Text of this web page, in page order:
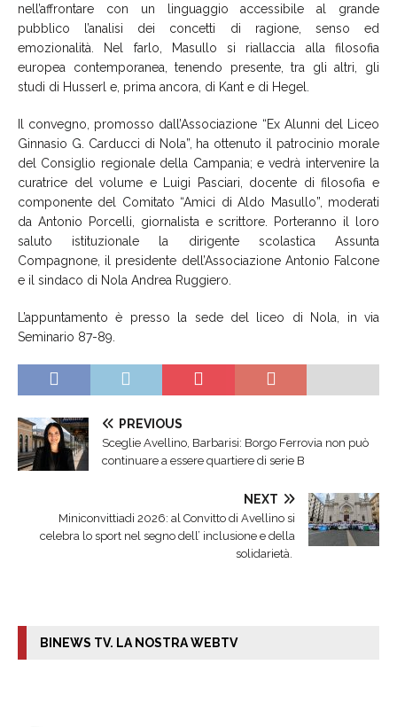
nell’affrontare con un linguaggio accessibile al grande
pubblico l’analisi dei concetti di ragione, senso ed
emozionalità. Nel farlo, Masullo si riallaccia alla filosofia
europea contemporanea, tenendo presente, tra gli altri, gli
studi di Husserl e, prima ancora, di Kant e di Hegel.
Il convegno, promosso dall’Associazione “Ex Alunni del Liceo
Ginnasio G. Carducci di Nola”, ha ottenuto il patrocinio morale
del Consiglio regionale della Campania; e vedrà intervenire la
curatrice del volume e Luigi Pasciari, docente di filosofia e
componente del Comitato “Amici di Aldo Masullo”, moderati
da Antonio Porcelli, giornalista e scrittore. Porteranno il loro
saluto istituzionale la dirigente scolastica Assunta
Compagnone, il presidente dell’Associazione Antonio Falcone
e il sindaco di Nola Andrea Ruggiero.
L’appuntamento è presso la sede del liceo di Nola, in via
Seminario 87-89.
PREVIOUS
Sceglie Avellino, Barbarisi: Borgo Ferrovia non può
continuare a essere quartiere di serie B
NEXT
Miniconvittiadi 2026: al Convitto di Avellino si
celebra lo sport nel segno dell’ inclusione e della
solidarietà.
BINEWS TV. LA NOSTRA WEBTV